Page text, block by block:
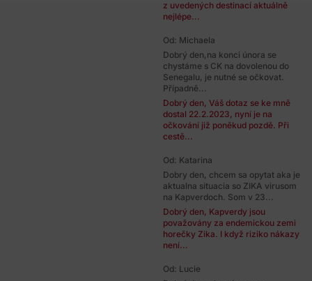
z uvedených destinací aktuálně
nejlépe...
Od: Michaela
Dobrý den,na konci února se
chystáme s CK na dovolenou do
Senegalu, je nutné se očkovat.
Případně...
Dobrý den, Váš dotaz se ke mně
dostal 22.2.2023, nyní je na
očkování již poněkud pozdě. Při
cestě...
Od: Katarina
Dobry den, chcem sa opytat aka je
aktualna situacia so ZIKA virusom
na Kapverdoch. Som v 23...
Dobrý den, Kapverdy jsou
považovány za endemickou zemi
horečky Zika. I když riziko nákazy
není...
Od: Lucie